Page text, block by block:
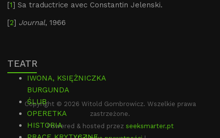
[1] Sa traductrice avec Constantin Jelenski.
[2] Journal, 1966
TEATR
IWONA, KSIĘŻNICZKA
BURGUNDA
ŚLUB
OPERETKA
HISTORIA
Copyright © 2026 Witold Gombrowicz. Wszelkie prawa
zastrzeżone.
Powered & hosted przez seeksmarter.pt